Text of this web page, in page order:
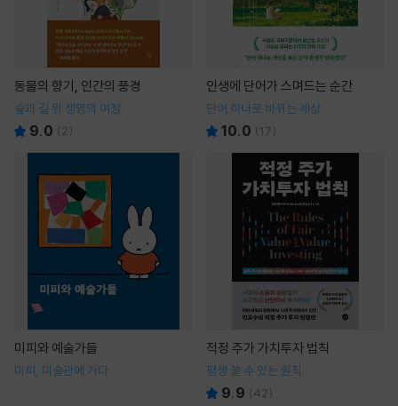
동물의 향기, 인간의 풍경
숲과 길 위 생명의 여정
9.0 ( 2)
인생에 단어가 스며드는 순간
단어 하나로 바뀌는 세상
10.0 (17)
미피와 예술가들
미피, 미술관에 가다
적정 주가 가치투자 법칙
평생 쓸 수 있는 원칙
9.9 (42)